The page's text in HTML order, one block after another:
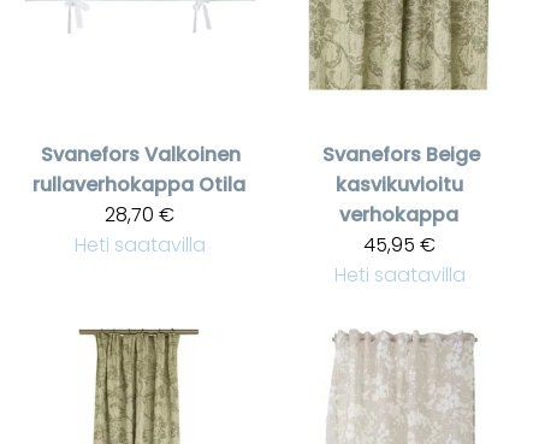
SvaneforsValkoinen
rullaverhokappa Otila
28,70 €
Heti saatavilla
Svanefors Beige
kasvikuvioitu
verhokappa
45,95 €
Heti saatavilla